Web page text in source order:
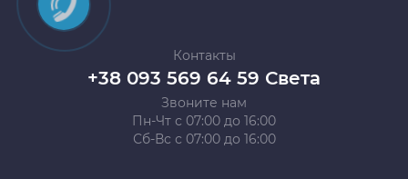
Контакты
+38 093 569 64 59 Света
Звоните нам
Пн-Чт с 07:00 до 16:00
Сб-Вс с 07:00 до 16:00